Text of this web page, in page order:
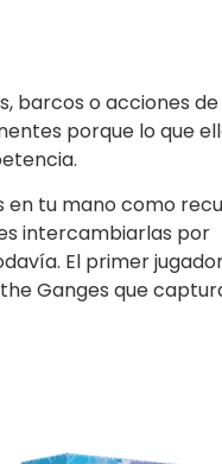
barcos o acciones de
porque lo que
en tu mano como
intercambiarlas por
El primer
Ganges que